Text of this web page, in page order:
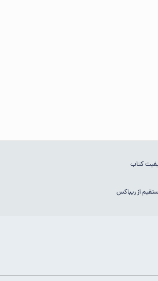
کتاب
از ریباکس